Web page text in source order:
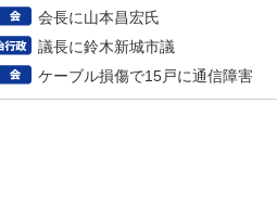
会長に山本昌宏氏
議長に鈴木新城市議
ケーブル損傷で15戸に通信障害